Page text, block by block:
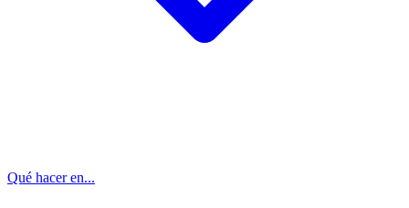
Qué hacer en...